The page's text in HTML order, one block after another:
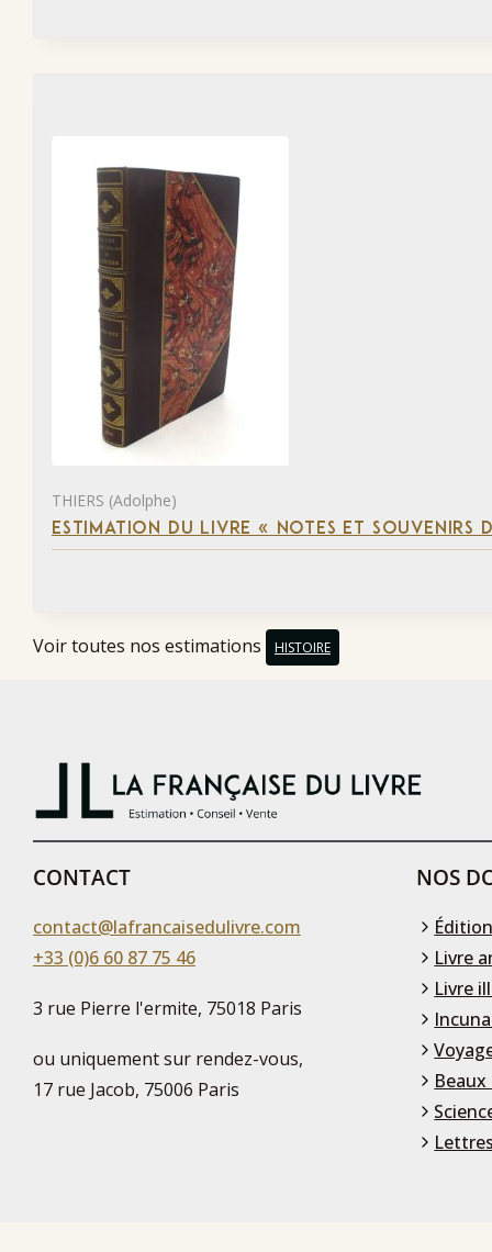
THIERS (Adolphe)
ESTIMATION DU LIVRE « NOTES ET SOUVENIRS
Voir toutes nos estimations HISTOIRE
CONTACT
contact@lafrancaisedulivre.com
+33 (0)6 60 87 75 46
3 rue Pierre l'ermite, 75018 Paris
ou uniquement sur rendez-vous,
17 rue Jacob, 75006 Paris
NOS
Livre
Livre